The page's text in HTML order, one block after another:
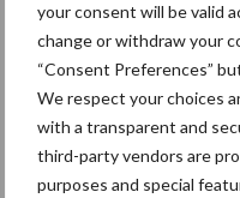
your consent will be valid
change or withdraw your
“Consent Preferences”
We respect your choices
with a transparent and
third-party vendors are
purposes and special
markt